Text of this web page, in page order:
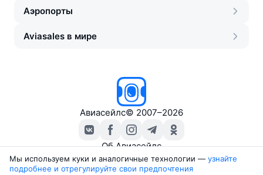
Аэропорты
Aviasales в мире
Авиасейлс© 2007–2026
Об Авиасейлс
Пресс‑центр
Travelpayouts
Мы используем куки и аналогичные технологии — узнайте
подробнее и отрегулируйте свои предпочтения